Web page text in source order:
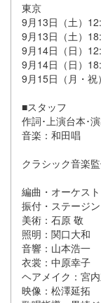
東京
9月13日（土）
9月13日（土）
9月14日（日）
9月14日（日）
9月15日（月・
■スタッフ
作詞･上演台本･
音楽：和田唱
クラシック音楽
編曲・オーケス
振付・ステージ
美術：石原 敬
照明：関口大和
音響：山本浩一
衣裳：中原幸子
ヘアメイク：宮
映像：松澤延拓